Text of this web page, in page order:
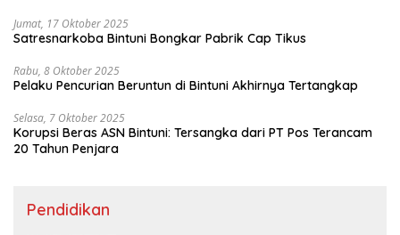
Jumat, 17 Oktober 2025
Satresnarkoba Bintuni Bongkar Pabrik Cap Tikus
Rabu, 8 Oktober 2025
Pelaku Pencurian Beruntun di Bintuni Akhirnya Tertangkap
Selasa, 7 Oktober 2025
Korupsi Beras ASN Bintuni: Tersangka dari PT Pos Terancam
20 Tahun Penjara
Pendidikan